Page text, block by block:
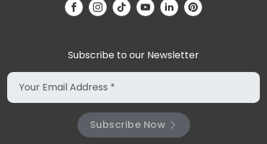
Subscribe to our Newsletter
Subscribe Now